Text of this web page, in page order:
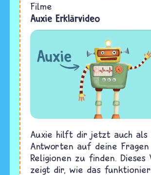
Filme
Auxie Erklärvideo
Auxie hilft dir jetzt auch als
Antworten auf deine
Religionen zu finden. Dieses
zeigt dir, wie das